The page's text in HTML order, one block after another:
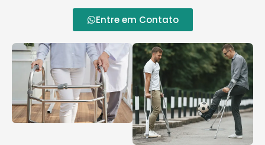
Entre em Contato